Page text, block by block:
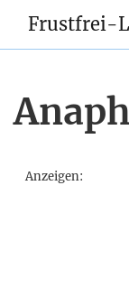
Frustfrei-
Anzeigen: